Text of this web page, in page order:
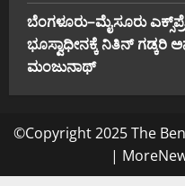
ಬೆಂಗಳೂರು–ಮೈಸೂರು
ಭೂಸ್ವಾಧೀನಕ್ಕೆ ನಿತಿನ್
ಮಂಜುನಾಥ್
©Copyright 2025 The
|